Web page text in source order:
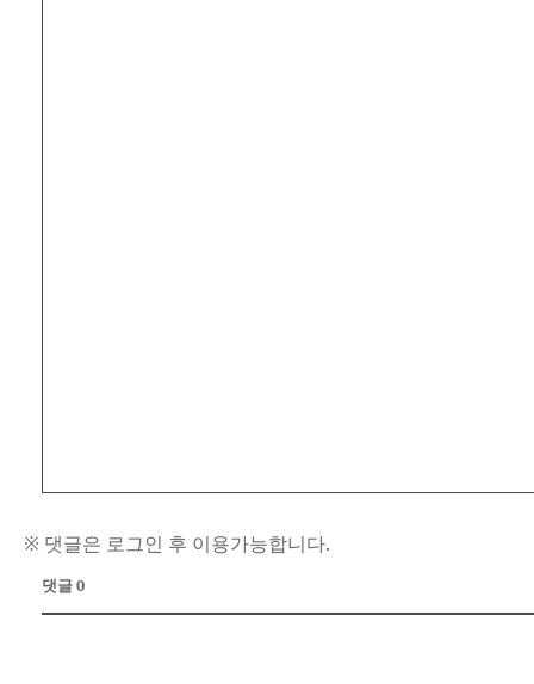
※ 댓글은 로그인 후 이용가능합니다.
댓글 0